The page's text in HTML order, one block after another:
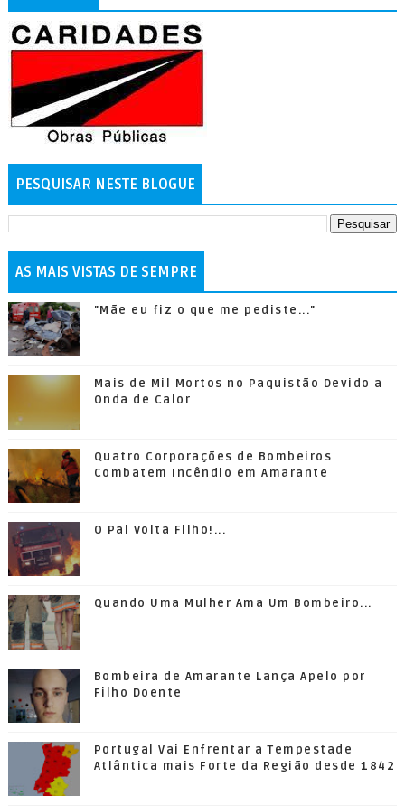
PESQUISAR NESTE BLOGUE
AS MAIS VISTAS DE SEMPRE
"Mãe eu fiz o que me pediste..."
Mais de Mil Mortos no Paquistão Devido a
Onda de Calor
Quatro Corporações de Bombeiros
Combatem Incêndio em Amarante
O Pai Volta Filho!...
Quando Uma Mulher Ama Um Bombeiro...
Bombeira de Amarante Lança Apelo por
Filho Doente
Portugal Vai Enfrentar a Tempestade
Atlântica mais Forte da Região desde 1842